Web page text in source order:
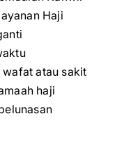
Haji
atau sakit
haji